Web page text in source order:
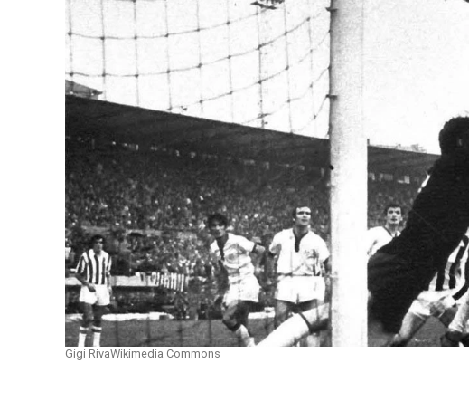
Gigi RivaWikimedia Commons